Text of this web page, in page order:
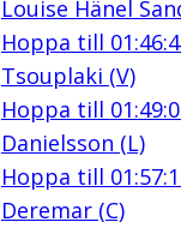
Louise Hänel
Hoppa till
Tsouplaki (V)
Hoppa till
Danielsson (L)
Hoppa till
Deremar (C)